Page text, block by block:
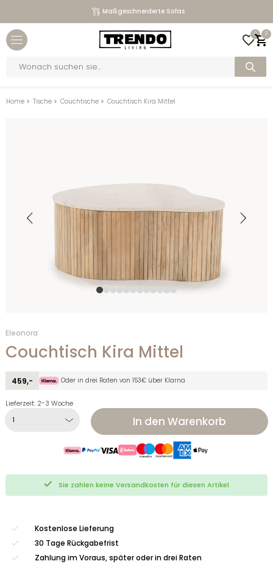
Maßgeschneiderte Sofas
0 0
search
Home > Tische > Couchtische > Couchtisch Kira Mittel
Eleonora
Couchtisch Kira Mittel
459,- Oder in drei Raten von 153€ über Klarna
Lieferzeit: 2-3 Woche
In den Warenkorb
Sie zahlen keine Versandkosten für diesen Artikel
Kostenlose Lieferung
30 Tage Rückgabefrist
Zahlung im Voraus, später oder in drei Raten